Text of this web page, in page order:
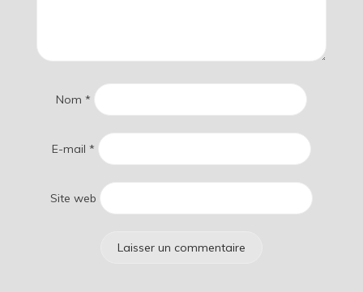
Nom *
E-mail *
Site web